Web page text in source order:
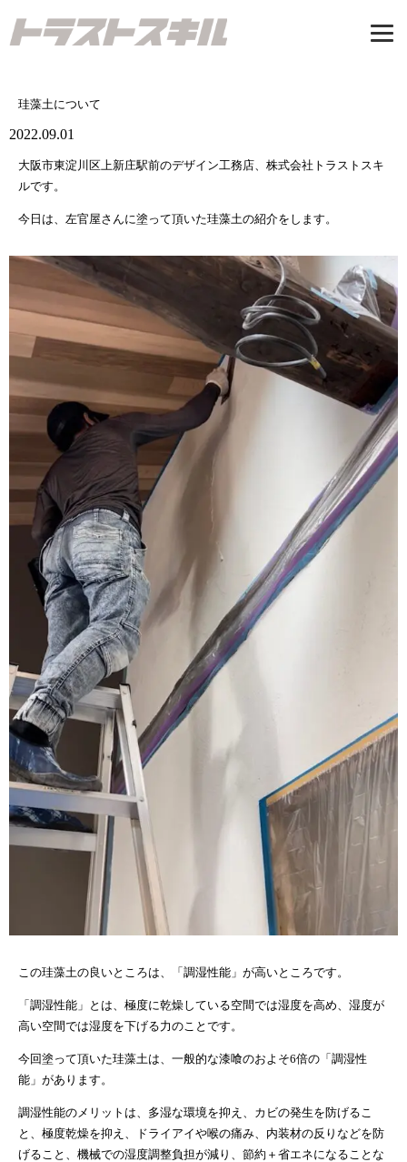
受付時間/9：00-17：00 定休日/日曜日
お問い合わせ
トップページ
私たちが建てる家
新築注文住宅
リノベーション
リフォーム
施工事例
お家づくりの流れ
ブログ
会社概要
イベント情報
VOICE【お客様の声】
お打ち合わせスペース
持続可能な社会の実現のために
よくあるご質問
プライバシーポリシー
珪藻土について
2022.09.01
大阪市東淀川区上新庄駅前のデザイン工務店、株式会社トラストスキ
ルです。
今日は、左官屋さんに塗って頂いた珪藻土の紹介をします。
この珪藻土の良いところは、「調湿性能」が高いところです。
「調湿性能」とは、極度に乾燥している空間では湿度を高め、湿度が
高い空間では湿度を下げる力のことです。
今回塗って頂いた珪藻土は、一般的な漆喰のおよそ6倍の「調湿性
能」があります。
調湿性能のメリットは、多湿な環境を抑え、カビの発生を防げるこ
と、極度乾燥を抑え、ドライアイや喉の痛み、内装材の反りなどを防
げること、機械での湿度調整負担が減り、節約＋省エネになることな